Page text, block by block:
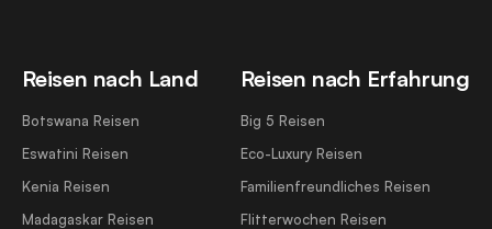
Reisen nach Land
Botswana Reisen
Eswatini Reisen
Kenia Reisen
Madagaskar Reisen
Reisen nach Erfahrung
Big 5 Reisen
Eco-Luxury Reisen
Familienfreundliches Reisen
Flitterwochen Reisen